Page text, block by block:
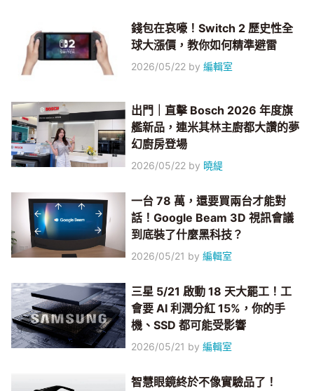
錢包在哀嚎！Switch 2 歷史性全
球大漲價，教你如何精準避雷
2026/05/22 by編輯室
出門｜直擊 Bosch 2026 年度旗
艦新品，連米其林主廚都大讚的夢
幻廚房登場
2026/05/22 by 曉緹
一台 78 萬，還要買兩台才能對
話！Google Beam 3D 視訊會議
到底裝了什麼黑科技？
2026/05/21 by編輯室
三星 5/21 啟動 18 天大罷工！工
會要 AI 利潤分紅 15%，你的手
機、SSD 都可能受影響
2026/05/21 by編輯室
智慧眼鏡終於不像實驗品了！